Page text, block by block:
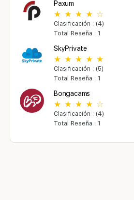
Paxum
Clasificación : (4)
Total Reseña : 1
SkyPrivate
Clasificación : (5)
Total Reseña : 1
Bongacams
Clasificación : (4)
Total Reseña : 1